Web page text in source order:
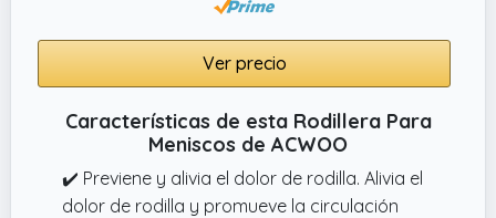
Ver precio
Características de esta Rodillera Para
Meniscos de ACWOO
✔️ Previene y alivia el dolor de rodilla. Alivia el
dolor de rodilla y promueve la circulación